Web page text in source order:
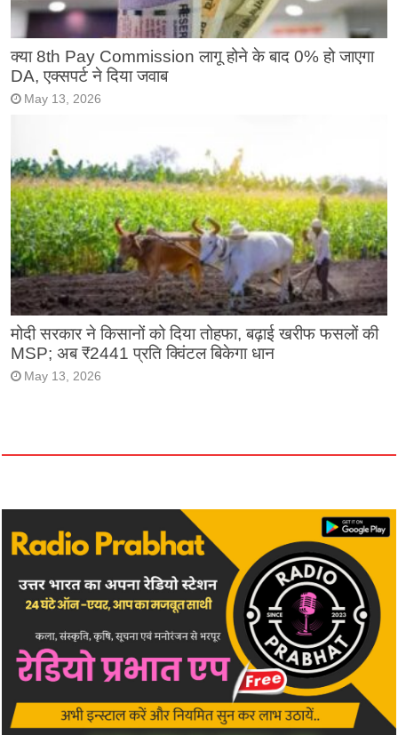
क्या 8th Pay Commission लागू होने के बाद 0% हो जाएगा
DA, एक्सपर्ट ने दिया जवाब
May 13, 2026
मोदी सरकार ने किसानों को दिया तोहफा, बढ़ाई खरीफ फसलों की
MSP; अब ₹2441 प्रति क्विंटल बिकेगा धान
May 13, 2026